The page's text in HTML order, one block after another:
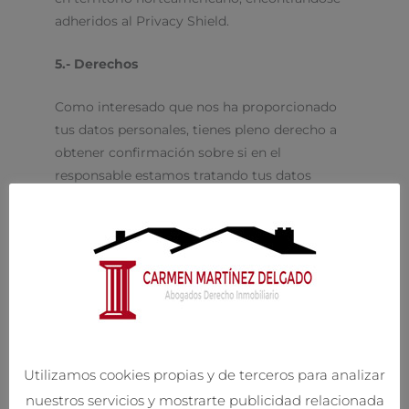
adheridos al Privacy Shield.
5.- Derechos
Como interesado que nos ha proporcionado
tus datos personales, tienes pleno derecho a
obtener confirmación sobre si en el
responsable estamos tratando tus datos
normativa en materia de protección de datos
te reconoce, conforme a lo previsto en la
Derecho de ACCESO a tus datos
personales
Utilizamos cookies propias y de terceros para analizar
nuestros servicios y mostrarte publicidad relacionada